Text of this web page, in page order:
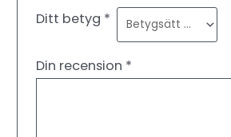
Ditt betyg *
Din recension *